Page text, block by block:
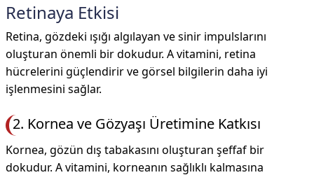
Retinaya Etkisi
Retina, gözdeki ışığı algılayan ve sinir impulslarını
oluşturan önemli bir dokudur. A vitamini, retina
hücrelerini güçlendirir ve görsel bilgilerin daha iyi
işlenmesini sağlar.
2. Kornea ve Gözyaşı Üretimine Katkısı
Kornea, gözün dış tabakasını oluşturan şeffaf bir
dokudur. A vitamini, korneanın sağlıklı kalmasına